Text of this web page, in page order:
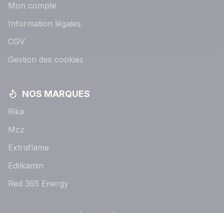
Mon compte
Information légales
CGV
Gestion des cookies
NOS MARQUES
Rika
Mcz
Extraflame
Edilkamin
Red 365 Energy